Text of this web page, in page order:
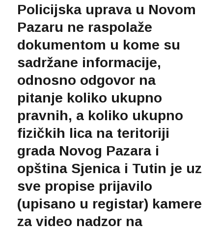
Policijska uprava u Novom
Pazaru ne raspolaže
dokumentom u kome su
sadržane informacije,
odnosno odgovor na
pitanje koliko ukupno
pravnih, a koliko ukupno
fizičkih lica na teritoriji
grada Novog Pazara i
opština Sjenica i Tutin je uz
sve propise prijavilo
(upisano u registar) kamere
za video nadzor na